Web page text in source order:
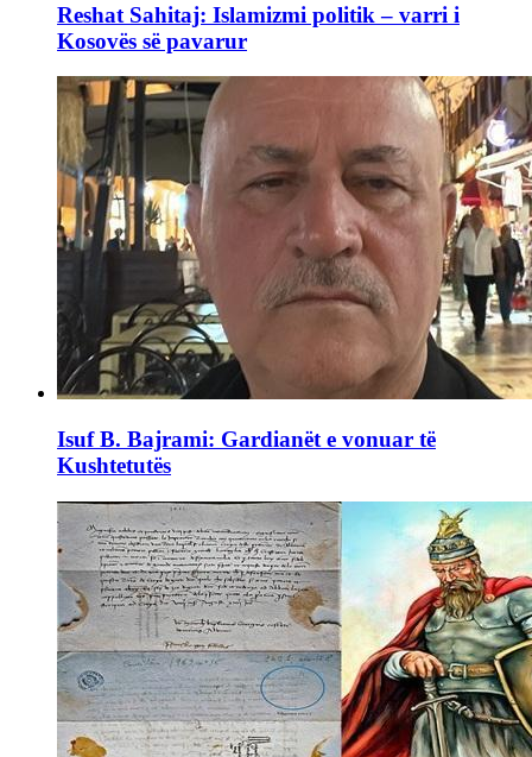
Reshat Sahitaj: Islamizmi politik – varri i
Kosovës së pavarur
Isuf B. Bajrami: Gardianët e vonuar të
Kushtetutës